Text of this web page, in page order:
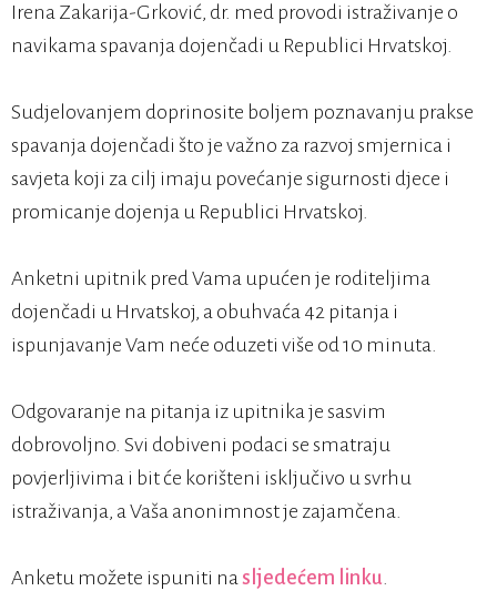
Irena Zakarija-Grković, dr. med provodi istraživanje o
navikama spavanja dojenčadi u Republici Hrvatskoj.
Sudjelovanjem doprinosite boljem poznavanju prakse
spavanja dojenčadi što je važno za razvoj smjernica i
savjeta koji za cilj imaju povećanje sigurnosti djece i
promicanje dojenja u Republici Hrvatskoj.
Anketni upitnik pred Vama upućen je roditeljima
dojenčadi u Hrvatskoj, a obuhvaća 42 pitanja i
ispunjavanje Vam neće oduzeti više od 10 minuta.
Odgovaranje na pitanja iz upitnika je sasvim
dobrovoljno. Svi dobiveni podaci se smatraju
povjerljivima i bit će korišteni isključivo u svrhu
istraživanja, a Vaša anonimnost je zajamčena.
Anketu možete ispuniti nasljedećem linku.